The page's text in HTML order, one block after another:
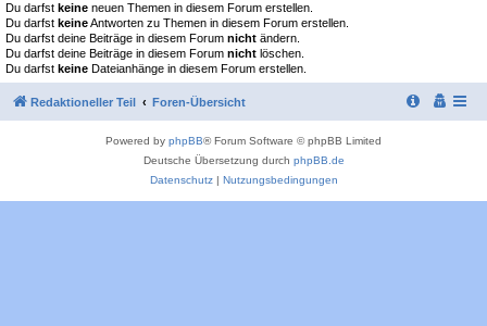
Du darfst keine neuen Themen in diesem Forum erstellen.
Du darfst keineAntworten zu Themen in diesem Forum erstellen.
Du darfst deine Beiträge in diesem Forum nicht ändern.
Du darfst deine Beiträge in diesem Forum nicht löschen.
Du darfst keine Dateianhänge in diesem Forum erstellen.
Redaktioneller Teil Foren-Übersicht
Powered by phpBB® Forum Software © phpBB Limited
Deutsche Übersetzung durch phpBB.de
Datenschutz| Nutzungsbedingungen